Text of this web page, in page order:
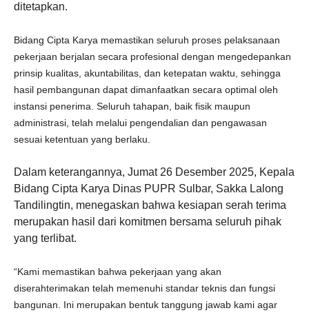
ditetapkan.
Bidang Cipta Karya memastikan seluruh proses pelaksanaan
pekerjaan berjalan secara profesional dengan mengedepankan
prinsip kualitas, akuntabilitas, dan ketepatan waktu, sehingga
hasil pembangunan dapat dimanfaatkan secara optimal oleh
instansi penerima. Seluruh tahapan, baik fisik maupun
administrasi, telah melalui pengendalian dan pengawasan
sesuai ketentuan yang berlaku.
Dalam keterangannya, Jumat 26 Desember 2025, Kepala
Bidang Cipta Karya Dinas PUPR Sulbar, Sakka Lalong
Tandilingtin, menegaskan bahwa kesiapan serah terima
merupakan hasil dari komitmen bersama seluruh pihak
yang terlibat.
“Kami memastikan bahwa pekerjaan yang akan
diserahterimakan telah memenuhi standar teknis dan fungsi
bangunan. Ini merupakan bentuk tanggung jawab kami agar